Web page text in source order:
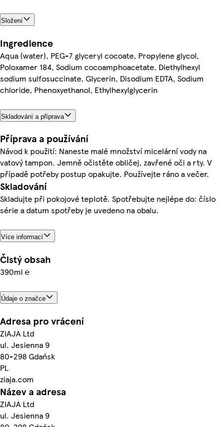
Složení
Ingredience
Aqua (water), PEG-7 glyceryl cocoate, Propylene glycol,
Poloxamer 184, Sodium cocoamphoacetate, Diethylhexyl
sodium sulfosuccinate, Glycerin, Disodium EDTA, Sodium
chloride, Phenoxyethanol, Ethylhexylglycerin
Skladování a příprava
Příprava a používání
Návod k použití: Naneste malé množství micelární vody na
vatový tampon. Jemně očistěte obličej, zavřené oči a rty. V
případě potřeby postup opakujte. Používejte ráno a večer.
Skladování
Skladujte při pokojové teplotě. Spotřebujte nejlépe do: číslo
série a datum spotřeby je uvedeno na obalu.
Více informací
Čistý obsah
390ml ℮
Údaje o značce
Adresa pro vrácení
ZIAJA Ltd
ul. Jesienna 9
80-298 Gdańsk
PL
ziaja.com
Název a adresa
ZIAJA Ltd
ul. Jesienna 9